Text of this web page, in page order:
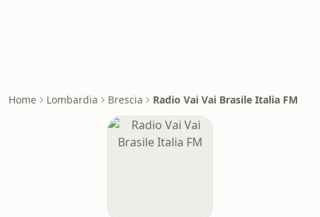
Home Lombardia Brescia Radio Vai Vai Brasile Italia FM